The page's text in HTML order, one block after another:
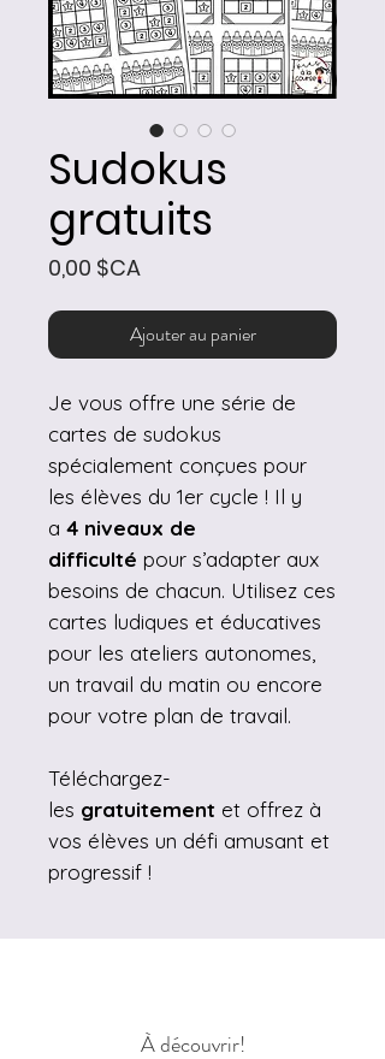
Sudokus
gratuits
0,00 $CAPrix
Ajouter au panier
Je vous offre une série de
cartes de sudokus
spécialement conçues pour
les élèves du 1er cycle ! Il y
a 4 niveaux de
difficulté pour s’adapter aux
besoins de chacun. Utilisez ces
cartes ludiques et éducatives
pour les ateliers autonomes,
un travail du matin ou encore
pour votre plan de travail.
Téléchargez-
les gratuitement et offrez à
vos élèves un défi amusant et
progressif !
À découvrir!